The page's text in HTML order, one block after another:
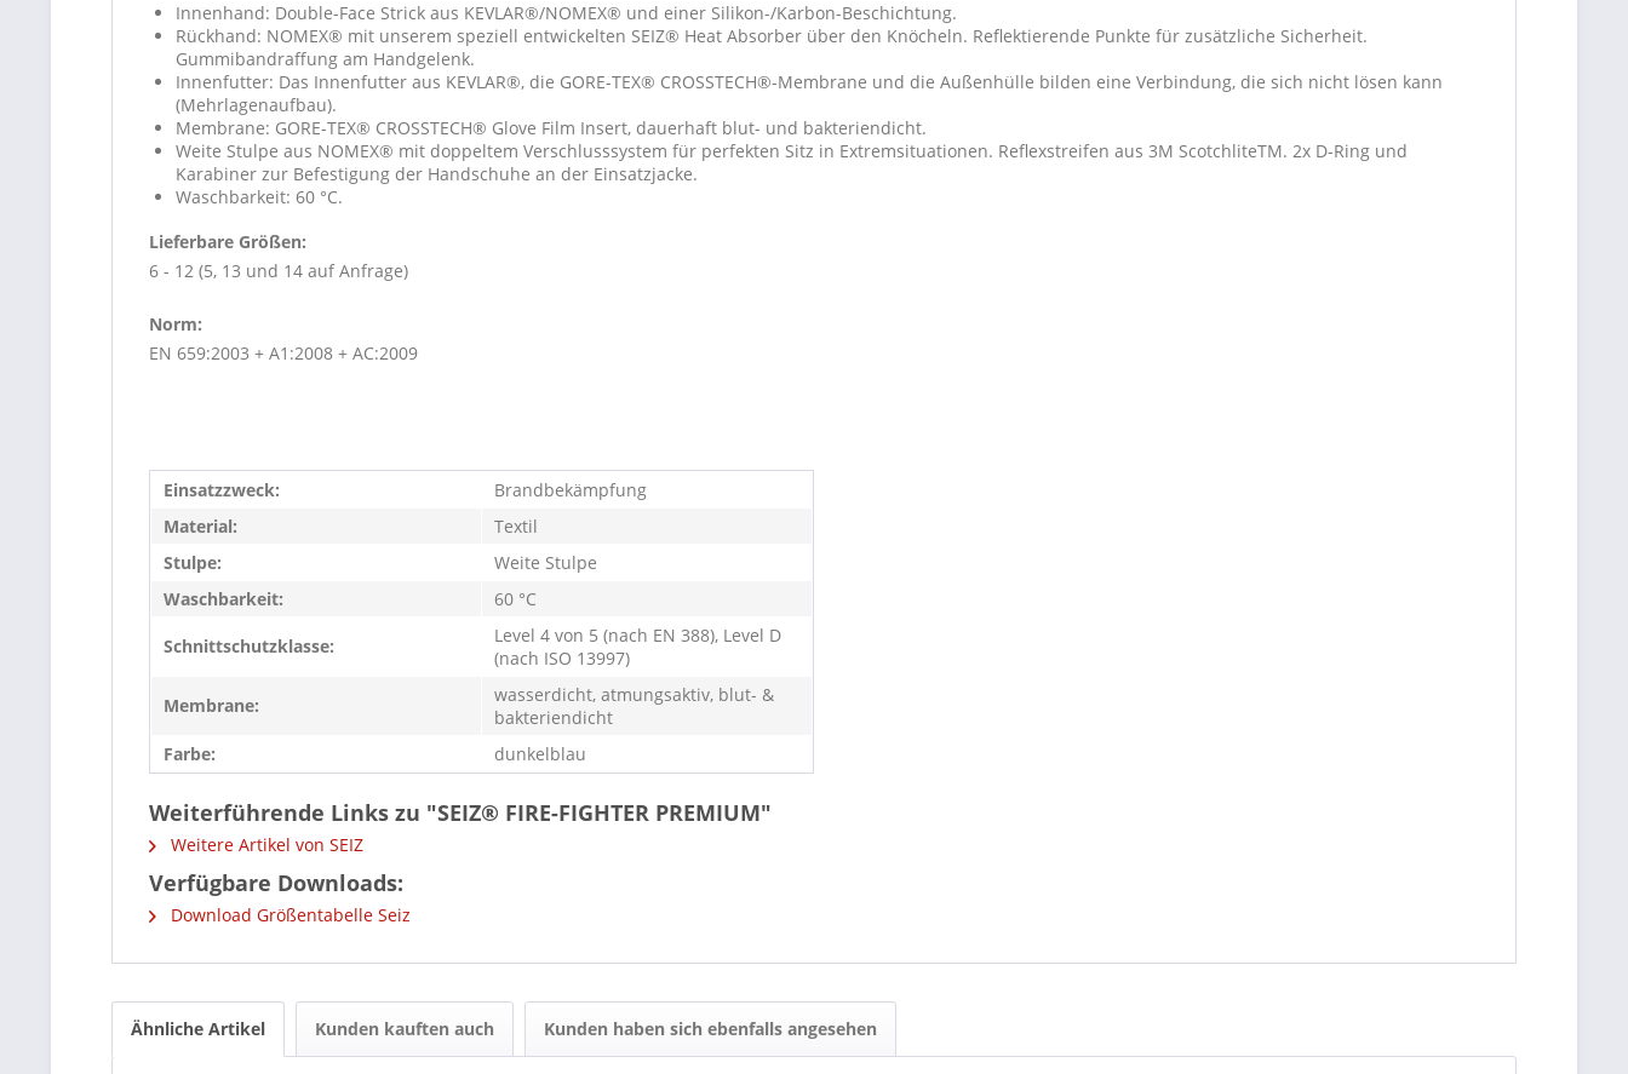
Innenhand: Double-Face Strick aus KEVLAR®/NOMEX® und einer Silikon-/Karbon-Beschichtung.
Rückhand: NOMEX® mit unserem speziell entwickelten SEIZ® Heat Absorber über den Knöcheln. Reflektierende Punkte für zusätzliche Sicherheit.
Gummibandraffung am Handgelenk.
Innenfutter: Das Innenfutter aus KEVLAR®, die GORE-TEX® CROSSTECH®-Membrane und die Außenhülle bilden eine Verbindung, die sich nicht lösen kann
(Mehrlagenaufbau).
Membrane: GORE-TEX® CROSSTECH® Glove Film Insert, dauerhaft blut- und bakteriendicht.
Weite Stulpe aus NOMEX® mit doppeltem Verschlusssystem für perfekten Sitz in Extremsituationen. Reflexstreifen aus 3M ScotchliteTM. 2x D-Ring und
Karabiner zur Befestigung der Handschuhe an der Einsatzjacke.
Waschbarkeit: 60 °C.
Lieferbare Größen:
6 - 12 (5, 13 und 14 auf Anfrage)
Norm:
EN 659:2003 + A1:2008 + AC:2009
Einsatzzweck:
Brandbekämpfung
Material:
Textil
Stulpe:
Weite Stulpe
Waschbarkeit:
60 °C
Schnittschutzklasse:
Level 4 von 5 (nach EN 388), Level D
(nach ISO 13997)
Membrane:
wasserdicht, atmungsaktiv, blut- &
bakteriendicht
Farbe:
dunkelblau
Weiterführende Links zu "SEIZ® FIRE-FIGHTER PREMIUM"
Weitere Artikel von SEIZ
Verfügbare Downloads:
Download Größentabelle Seiz
Ähnliche Artikel Kunden kauften auch Kunden haben sich ebenfalls angesehen